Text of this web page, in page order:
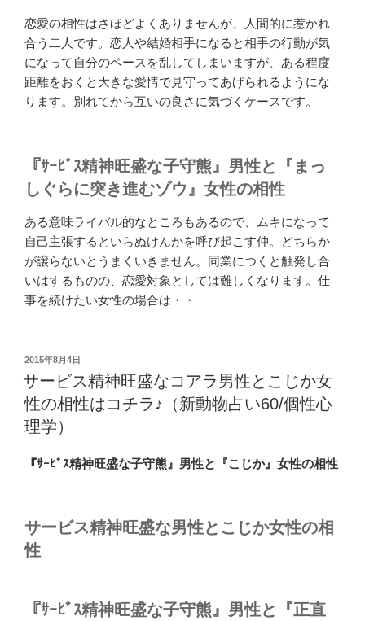
恋愛の相性はさほどよくありませんが、人間的に惹かれ
合う二人です。恋人や結婚相手になると相手の行動が気
になって自分のペースを乱してしまいますが、ある程度
距離をおくと大きな愛情で見守ってあげられるようにな
ります。別れてから互いの良さに気づくケースです。
『ｻｰﾋﾞｽ精神旺盛な子守熊』男性と『まっ
しぐらに突き進むゾウ』女性の相性
ある意味ライバル的なところもあるので、ムキになって
自己主張するといらぬけんかを呼び起こす仲。どちらか
が譲らないとうまくいきません。同業につくと触発し合
いはするものの、恋愛対象としては難しくなります。仕
事を続けたい女性の場合は・・
投
稿
日:
2015年8月4日
サービス精神旺盛なコアラ男性とこじか女
性の相性はコチラ♪（新動物占い60/個性心
理学）
『ｻｰﾋﾞｽ精神旺盛な子守熊』男性と『こじか』女性の相性
サービス精神旺盛な男性とこじか女性の相
性
『ｻｰﾋﾞｽ精神旺盛な子守熊』男性と『正直